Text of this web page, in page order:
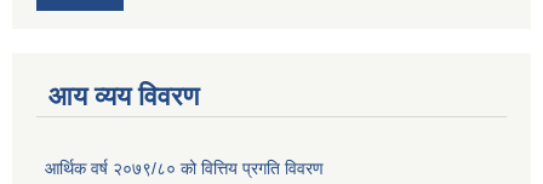
आय व्यय विवरण
आर्थिक वर्ष २०७९/८० को वित्तिय प्रगति विवरण